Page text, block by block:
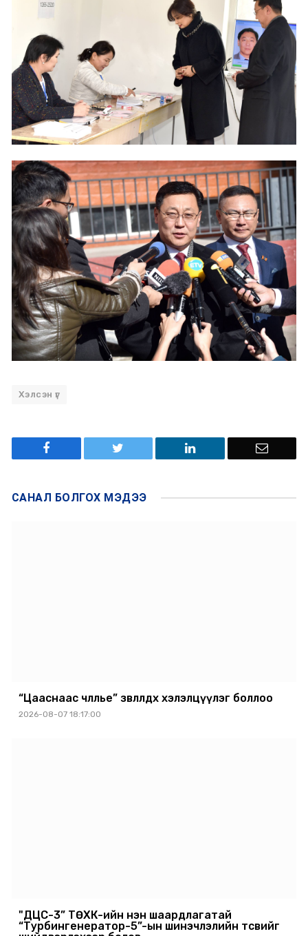
Хэлсэн үг
САНАЛ БОЛГОХ МЭДЭЭ
“Цааснаас чөлөөлье” зөвлөлдөх хэлэлцүүлэг боллоо
2026-08-07 18:17:00
"ДЦС-3” ТӨХК-ийн нэн шаардлагатай
“Турбингенератор-5”-ын шинэчлэлийн төсвийг